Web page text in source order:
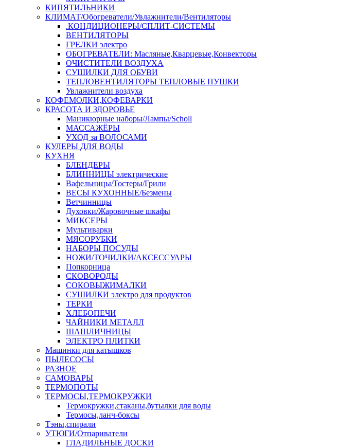
КИПЯТИЛЬНИКИ
КЛИМАТ/Обогреватели/Увлажнители/Вентиляторы
.КОНДИЦИОНЕРЫ/СПЛИТ-СИСТЕМЫ
ВЕНТИЛЯТОРЫ
ГРЕЛКИ электро
ОБОГРЕВАТЕЛИ: Масляные,Кварцевые,Конвекторы
ОЧИСТИТЕЛИ ВОЗДУХА
СУШИЛКИ ДЛЯ ОБУВИ
ТЕПЛОВЕНТИЛЯТОРЫ ТЕПЛОВЫЕ ПУШКИ
Увлажнители воздуха
КОФЕМОЛКИ,КОФЕВАРКИ
КРАСОТА И ЗДОРОВЬЕ
Маникюрные наборы/Лампы/Scholl
МАССАЖЁРЫ
УХОД за ВОЛОСАМИ
КУЛЕРЫ ДЛЯ ВОДЫ
КУХНЯ
БЛЕНДЕРЫ
БЛИННИЦЫ электрические
Вафельницы/Тостеры/Грили
ВЕСЫ КУХОННЫЕ/Безмены
Ветчинницы
Духовки/Жаровочные шкафы
МИКСЕРЫ
Мультиварки
МЯСОРУБКИ
НАБОРЫ ПОСУДЫ
НОЖИ/ТОЧИЛКИ/АКСЕССУАРЫ
Попкорница
СКОВОРОДЫ
СОКОВЫЖИМАЛКИ
СУШИЛКИ электро для продуктов
ТЕРКИ
ХЛЕБОПЕЧИ
ЧАЙНИКИ МЕТАЛЛ
ШАШЛИЧНИЦЫ
ЭЛЕКТРО ПЛИТКИ
Машинки для катышков
ПЫЛЕСОСЫ
РАЗНОЕ
САМОВАРЫ
ТЕРМОПОТЫ
ТЕРМОСЫ,ТЕРМОКРУЖКИ
Термокружки,стаканы,бутылки для воды
Термосы,ланч-боксы
Тэны,спирали
УТЮГИ/Отпариватели
ГЛАДИЛЬНЫЕ ДОСКИ